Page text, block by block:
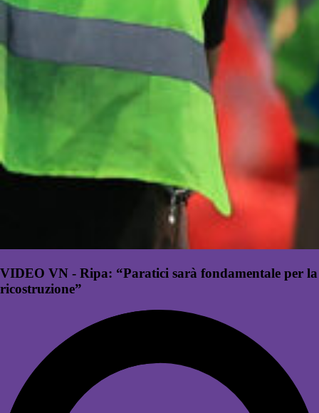
VIDEO VN - Ripa: “Paratici sarà fondamentale per la
ricostruzione”